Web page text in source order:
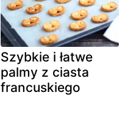
Szybkie i łatwe
palmy z ciasta
francuskiego